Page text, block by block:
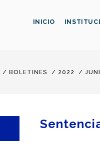
INICIO
/ BOLETINES / 2022 /